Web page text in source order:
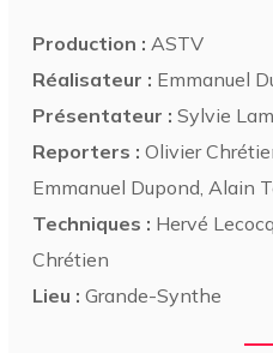
Production : ASTV
Réalisateur : Emmanuel
Présentateur : Sylvie
Reporters : Olivier
Emmanuel Dupond, Alain
Techniques : Hervé
Chrétien
Lieu : Grande-Synthe